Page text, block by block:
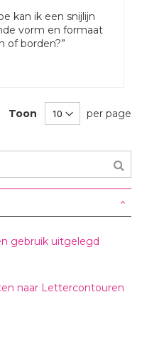
kan ik een snijlijn
vorm en formaat
of borden?”
Toon per page
gebruik uitgelegd
naar Lettercontouren